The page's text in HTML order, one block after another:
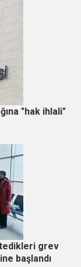
"hak ihlali"
grev
başlandı